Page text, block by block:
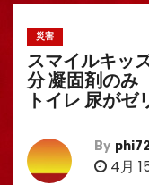
災害
スマイルキッ
分 凝固剤のみ
トイレ 尿が
By
4月